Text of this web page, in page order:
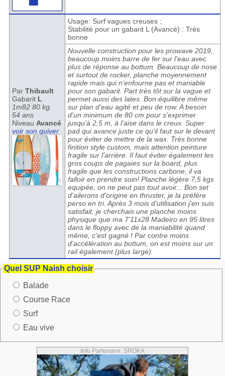
Par Thibault
Gabarit L
1m82 80 kg.
54 ans
Niveau Avancé
voir son quiver
Usage: Surf vagues creuses ;
Stabilité pour un gabarit L (Avancé) : Très
bonne
Nouvelle construction pour les prowave 2019,
beaucoup moins barre de fer sur l'eau avec
plus de réponse au bottum. Beaucoup de nose
et surtout de rocker, planche moyennement
rapide mais qui n'enfourne pas et maniable
pour son gabarit. Part très tôt sur la vague et
permet aussi des lates. Bon équilibre même
sur plan d'eau agité et peu de row. A besoin
d'un minimum de 80 cm pour s'exprimer
jusqu'à 2,5 m, à l'aise dans le creux. Super
pad qui avance juste ce qu'il faut sur le devant
pour éviter de mettre de la wax. Très bonne
finition style custom, mais attention peinture
fragile sur l'arrière. Il faut éviter également les
gros coups de pagaies sur la board, plus
fragile que les constructions carbone, il va
falloir en prendre soin! Planche légère 7,5 kgs
equipée, on ne peut pas tout avoir... Bon set
d'ailerons d'origine en thruster, je la préfère
perso en tri. Après 3 mois d'utilisation j'en suis
satisfait, je cherchais une planche moins
physique que ma 7'11x28 Madeiro en 95 litres
dans le floppy avec de la maniabilité quand
même, c'est gagné ! Par contre moins
d'accélération au bottum, on est moins sur un
rail également (plus large).
Quel SUP Naish choisir
Balade
Course Race
Surf
Eau vive
Info Partenaire: SROKA